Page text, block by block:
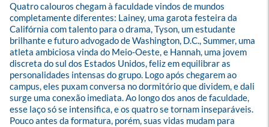
Quatro calouros chegam à faculdade vindos de mundos
completamente diferentes: Lainey, uma garota festeira da
Califórnia com talento para o drama, Tyson, um estudante
brilhante e futuro advogado de Washington, D.C., Summer, uma
atleta ambiciosa vinda do Meio-Oeste, e Hannah, uma jovem
discreta do sul dos Estados Unidos, feliz em equilibrar as
personalidades intensas do grupo. Logo após chegarem ao
campus, eles puxam conversa no dormitório que dividem, e dali
surge uma conexão imediata. Ao longo dos anos de faculdade,
esse laço só se intensifica, e os quatro se tornam inseparáveis.
Pouco antes da formatura, porém, suas vidas mudam para